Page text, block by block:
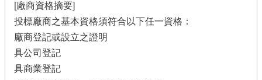
[廠商資格摘要]
投標廠商之基本資格須符合以下任一資格：
廠商登記或設立之證明
具公司登記
具商業登記